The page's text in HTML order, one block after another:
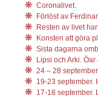
Coronalivet.
Förlöst av
Resten av livet har
Konsten att göra
Sista dagarna
Lipsi och Arki. Öar
24 – 28
19-23 september.
17-18 september.